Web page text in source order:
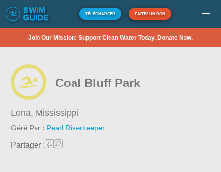
TÉLÉCHARGER FAITES UN DON
Join Our Mission: Support Clean Water Today. Donate Now.
Coal Bluff Park
Lena, Mississippi
Géré Par : Pearl Riverkeeper
Partager :